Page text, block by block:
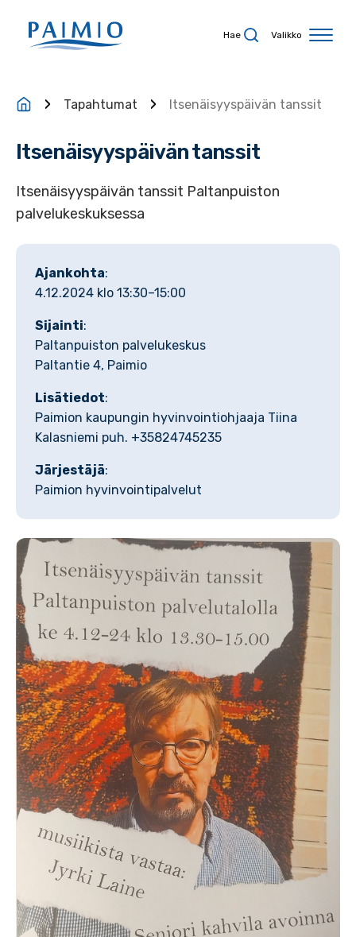
Hae Valikko
Tapahtumat Itsenäisyyspäivän tanssit
Itsenäisyyspäivän tanssit
Itsenäisyyspäivän tanssit Paltanpuiston
palvelukeskuksessa
Ajankohta:
4.12.2024 klo 13:30–15:00
Sijainti:
Paltanpuiston palvelukeskus
Paltantie 4, Paimio
Lisätiedot:
Paimion kaupungin hyvinvointiohjaaja Tiina
Kalasniemi puh. +35824745235
Järjestäjä:
Paimion hyvinvointipalvelut